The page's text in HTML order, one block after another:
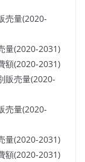
売量(2020-
量(2020-2031)
額(2020-2031)
販売量(2020-
売量(2020-
量(2020-2031)
額(2020-2031)